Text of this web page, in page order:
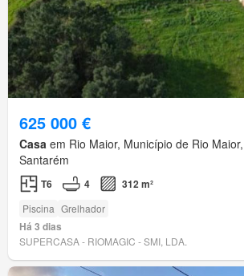
625 000 €
Casa em Rio Maior, Município de Rio
Santarém
T6 4 312 m²
Piscina Grelhador
Há 3 dias
SUPERCASA - RIOMAGIC - SMI, LDA.